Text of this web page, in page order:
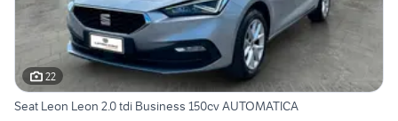
22
Seat Leon Leon 2.0 tdi Business 150cv AUTOMATICA